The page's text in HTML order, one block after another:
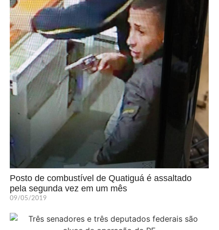
Posto de combustível de Quatiguá é assaltado
pela segunda vez em um mês
09/05/2019